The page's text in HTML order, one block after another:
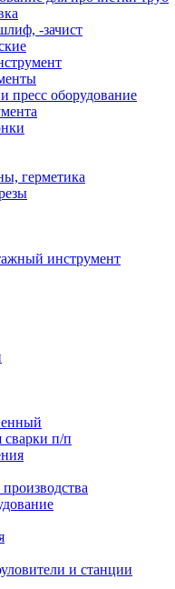
-зачист
пресс оборудование
герметика
инструмент
сварки п/п
и станции